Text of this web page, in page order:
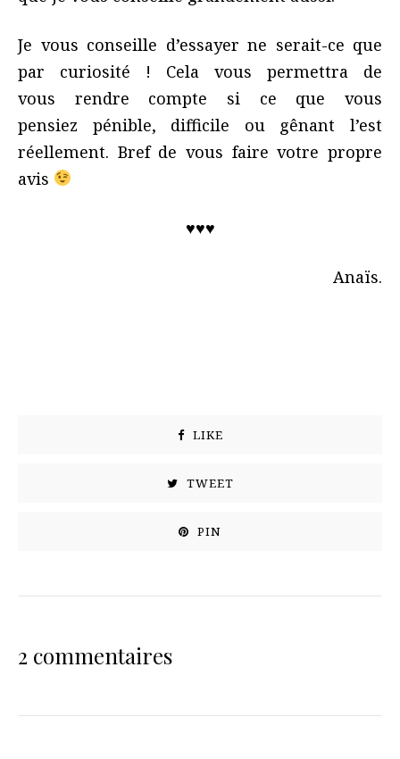
Je vous conseille d’essayer ne serait-ce que
par curiosité ! Cela vous permettra de
vous rendre compte si ce que vous
pensiez pénible, difficile ou gênant l’est
réellement. Bref de vous faire votre propre
avis
♥♥♥
Anaïs.
LIKE
TWEET
PIN
2 commentaires